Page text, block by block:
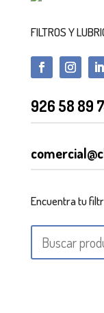
FILTROS Y
926 58 89
Encuentra tu